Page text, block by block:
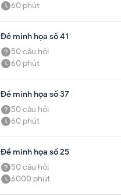
60 phút
Đề minh họa số 41
50câu hỏi
60 phút
Đề minh họa số 37
50câu hỏi
60 phút
Đề minh họa số 25
50câu hỏi
6000 phút